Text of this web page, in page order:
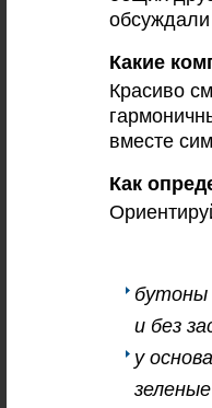
Какие
Красиво
вместе
Как
бутоны
и без
у